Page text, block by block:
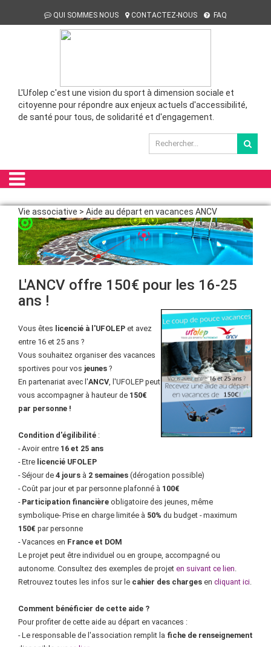
QUI SOMMES NOUS CONTACTEZ-NOUS FAQ
L'Ufolep c'est une vision du sport à dimension sociale et
citoyenne pour répondre aux enjeux actuels d'accessibilité,
de santé pour tous, de solidarité et d'engagement.
Vie associative > Aide au départ en vacances ANCV
L'ANCV offre 150€ pour les 16-25
ans !
Vous êtes licencié à l'UFOLEP et avez
entre 16 et 25 ans ?
Vous souhaitez organiser des vacances
sportives pour vos jeunes ?
En partenariat avec l'ANCV, l'UFOLEP peut
vous accompagner à hauteur de 150€
par personne !
Condition d'égilibilité :
- Avoir entre 16 et 25 ans
- Etre licencié UFOLEP
- Séjour de 4 jours à 2 semaines (dérogation possible)
- Coût par jour et par personne plafonné à 100€
- Participation financière obligatoire des jeunes, même
symbolique- Prise en charge limitée à 50% du budget - maximum
150€ par personne
- Vacances en France et DOM
Le projet peut être individuel ou en groupe, accompagné ou
autonome. Consultez des exemples de projet en suivant ce lien.
Retrouvez toutes les infos sur le cahier des charges en cliquant ici.
Comment bénéficier de cette aide ?
Pour profiter de cette aide au départ en vacances :
- Le responsable de l'association remplit la fiche de renseignement